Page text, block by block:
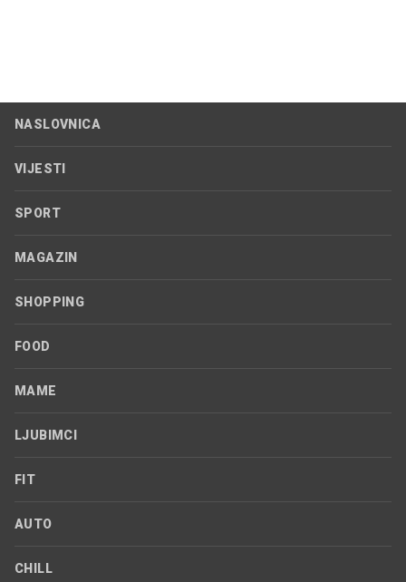
NASLOVNICA
VIJESTI
SPORT
MAGAZIN
SHOPPING
FOOD
MAME
LJUBIMCI
FIT
AUTO
CHILL